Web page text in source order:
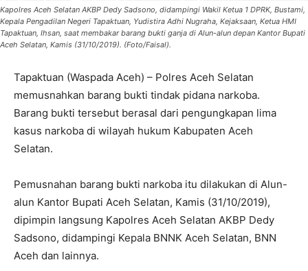
Kapolres Aceh Selatan AKBP Dedy Sadsono, didampingi Wakil Ketua 1 DPRK, Bustami,
Kepala Pengadilan Negeri Tapaktuan, Yudistira Adhi Nugraha, Kejaksaan, Ketua HMI
Tapaktuan, Ihsan, saat membakar barang bukti ganja di Alun-alun depan Kantor Bupati
Aceh Selatan, Kamis (31/10/2019). (Foto/Faisal).
Tapaktuan (Waspada Aceh) – Polres Aceh Selatan
memusnahkan barang bukti tindak pidana narkoba.
Barang bukti tersebut berasal dari pengungkapan lima
kasus narkoba di wilayah hukum Kabupaten Aceh
Selatan.
Pemusnahan barang bukti narkoba itu dilakukan di Alun-
alun Kantor Bupati Aceh Selatan, Kamis (31/10/2019),
dipimpin langsung Kapolres Aceh Selatan AKBP Dedy
Sadsono, didampingi Kepala BNNK Aceh Selatan, BNN
Aceh dan lainnya.